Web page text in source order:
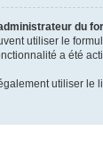
du
utiliser le
a été
utiliser le